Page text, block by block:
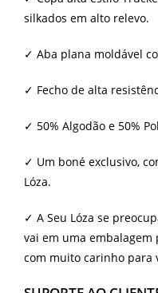
silkados em alto relevo.
✓ Aba plana moldável
✓ Fecho de alta
✓ 50% Algodão e 50%
✓ Um boné exclusivo,
Lóza.
✓ A Seu Lóza se
vai em uma
com muito carinho para